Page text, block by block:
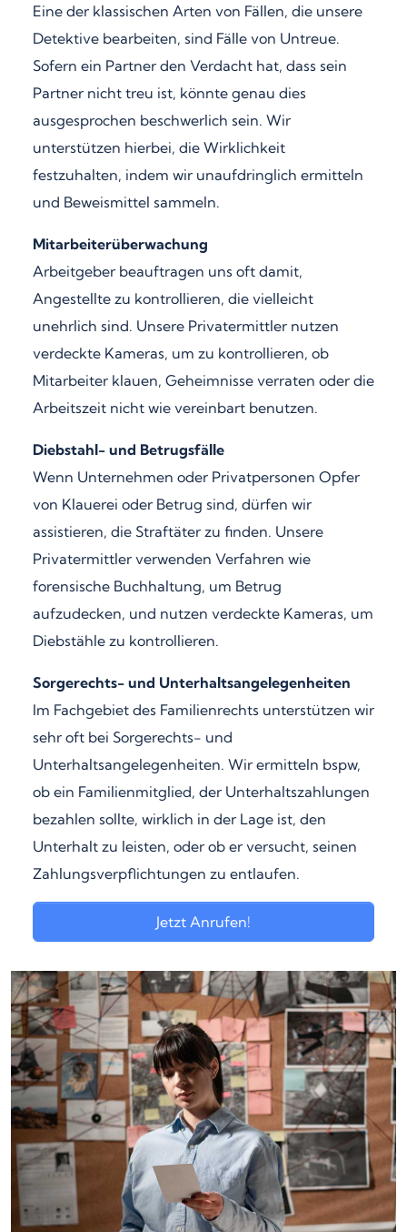
Eine der klassischen Arten von Fällen, die unsere
Detektive bearbeiten, sind Fälle von Untreue.
Sofern ein Partner den Verdacht hat, dass sein
Partner nicht treu ist, könnte genau dies
ausgesprochen beschwerlich sein. Wir
unterstützen hierbei, die Wirklichkeit
festzuhalten, indem wir unaufdringlich ermitteln
und Beweismittel sammeln.
Mitarbeiterüberwachung
Arbeitgeber beauftragen uns oft damit,
Angestellte zu kontrollieren, die vielleicht
unehrlich sind. Unsere Privatermittler nutzen
verdeckte Kameras, um zu kontrollieren, ob
Mitarbeiter klauen, Geheimnisse verraten oder die
Arbeitszeit nicht wie vereinbart benutzen.
Diebstahl- und Betrugsfälle
Wenn Unternehmen oder Privatpersonen Opfer
von Klauerei oder Betrug sind, dürfen wir
assistieren, die Straftäter zu finden. Unsere
Privatermittler verwenden Verfahren wie
forensische Buchhaltung, um Betrug
aufzudecken, und nutzen verdeckte Kameras, um
Diebstähle zu kontrollieren.
Sorgerechts- und Unterhaltsangelegenheiten
Im Fachgebiet des Familienrechts unterstützen wir
sehr oft bei Sorgerechts- und
Unterhaltsangelegenheiten. Wir ermitteln bspw,
ob ein Familienmitglied, der Unterhaltszahlungen
bezahlen sollte, wirklich in der Lage ist, den
Unterhalt zu leisten, oder ob er versucht, seinen
Zahlungsverpflichtungen zu entlaufen.
Jetzt Anrufen!